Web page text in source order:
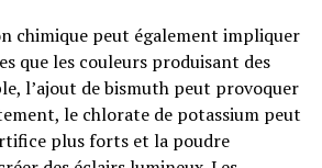
chimique peut également impliquer
que les couleurs produisant des
l’ajout de bismuth peut provoquer
le chlorate de potassium peut
plus forts et la poudre